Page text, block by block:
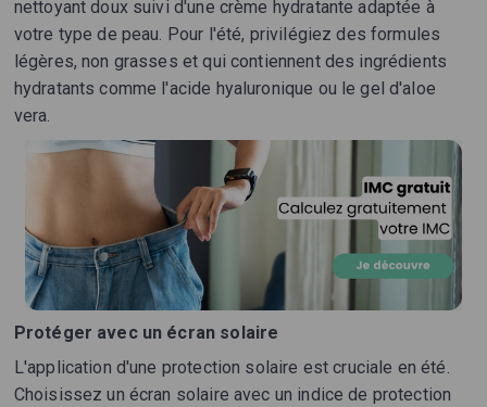
nettoyant doux suivi d'une crème hydratante adaptée à
votre type de peau. Pour l'été, privilégiez des formules
légères, non grasses et qui contiennent des ingrédients
hydratants comme l'acide hyaluronique ou le gel d'aloe
vera.
Protéger avec un écran solaire
L'application d'une protection solaire est cruciale en été.
Choisissez un écran solaire avec un indice de protection